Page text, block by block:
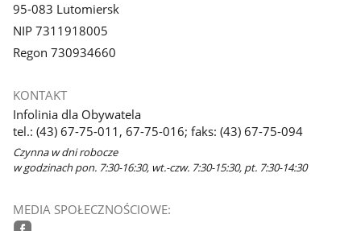
95-083 Lutomiersk
NIP 7311918005
Regon 730934660
KONTAKT
Infolinia dla Obywatela
tel.: (43) 67-75-011, 67-75-016; faks: (43) 67-75-094
Czynna w dni robocze
w godzinach pon. 7:30-16:30, wt.-czw. 7:30-15:30, pt. 7:30-14:30
MEDIA SPOŁECZNOŚCIOWE: